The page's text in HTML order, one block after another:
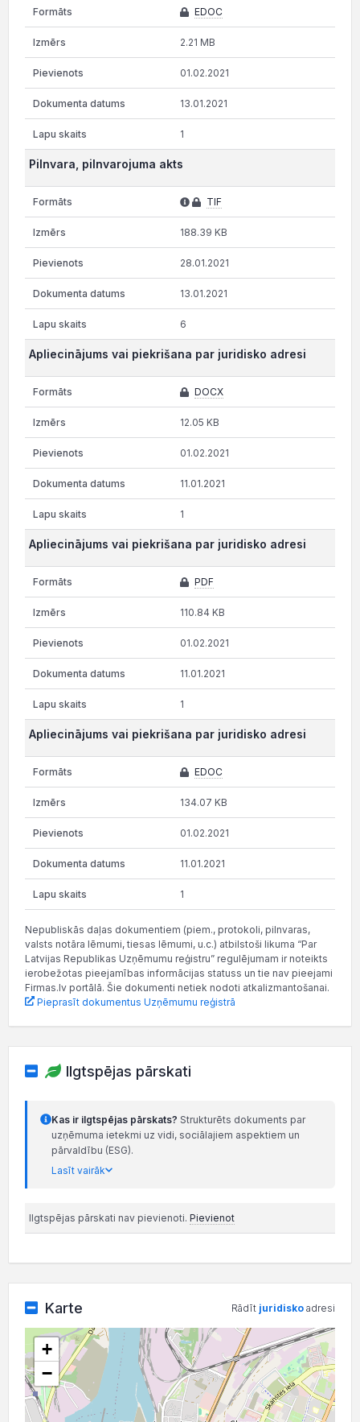
EDOC
2.21 MB
01.02.2021
13.01.2021
1
Pilnvara, pilnvarojuma akts
TIF
188.39 KB
28.01.2021
13.01.2021
6
Apliecinājums vai piekrišana par juridisko adresi
DOCX
12.05 KB
01.02.2021
11.01.2021
1
Apliecinājums vai piekrišana par juridisko adresi
PDF
110.84 KB
01.02.2021
11.01.2021
1
Apliecinājums vai piekrišana par juridisko adresi
EDOC
134.07 KB
01.02.2021
11.01.2021
1
Nepubliskās daļas dokumentiem (piem., protokoli, pilnvaras,
valsts notāra lēmumi, tiesas lēmumi, u.c.) atbilstoši likuma “Par
Latvijas Republikas Uzņēmumu reģistru” regulējumam ir noteikts
ierobežotas pieejamības informācijas statuss un tie nav pieejami
Firmas.lv portālā. Šie dokumenti netiek nodoti atkalizmantošanai.
Pieprasīt dokumentus Uzņēmumu reģistrā
Ilgtspējas pārskati
Kas ir ilgtspējas pārskats? Strukturēts dokuments par
uzņēmuma ietekmi uz vidi, sociālajiem aspektiem un
pārvaldību (ESG).
Lasīt vairāk
Ilgtspējas pārskati nav pievienoti. Pievienot
Karte Rādīt juridisko adresi
+
−